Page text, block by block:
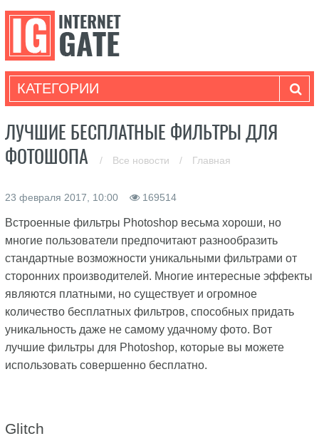
КАТЕГОРИИ
ЛУЧШИЕ БЕСПЛАТНЫЕ ФИЛЬТРЫ ДЛЯ
ФОТОШОПА
/ Все новости / Главная
23 февраля 2017, 10:00 169514
Встроенные фильтры Photoshop весьма хороши, но
многие пользователи предпочитают разнообразить
стандартные возможности уникальными фильтрами от
сторонних производителей. Многие интересные эффекты
являются платными, но существует и огромное
количество бесплатных фильтров, способных придать
уникальность даже не самому удачному фото. Вот
лучшие фильтры для Photoshop, которые вы можете
использовать совершенно бесплатно.
Glitch